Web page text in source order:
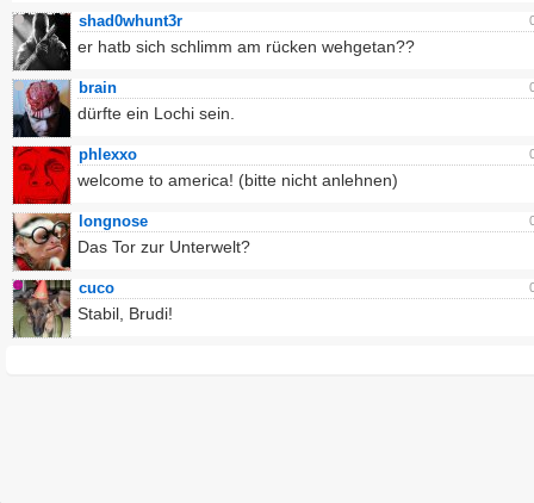
shad0whunt3r
er hatb sich schlimm am rücken wehgetan??
brain
dürfte ein Lochi sein.
phlexxo
welcome to america! (bitte nicht anlehnen)
longnose
Das Tor zur Unterwelt?
cuco
Stabil, Brudi!